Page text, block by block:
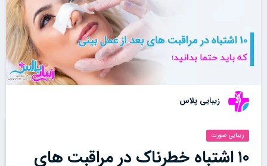
زیبایی پلاس
زیبایی صورت
۱۰ اشتباه خطرناک در مراقبت های